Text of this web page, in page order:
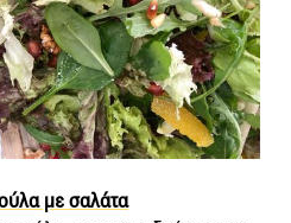
με σαλάτα